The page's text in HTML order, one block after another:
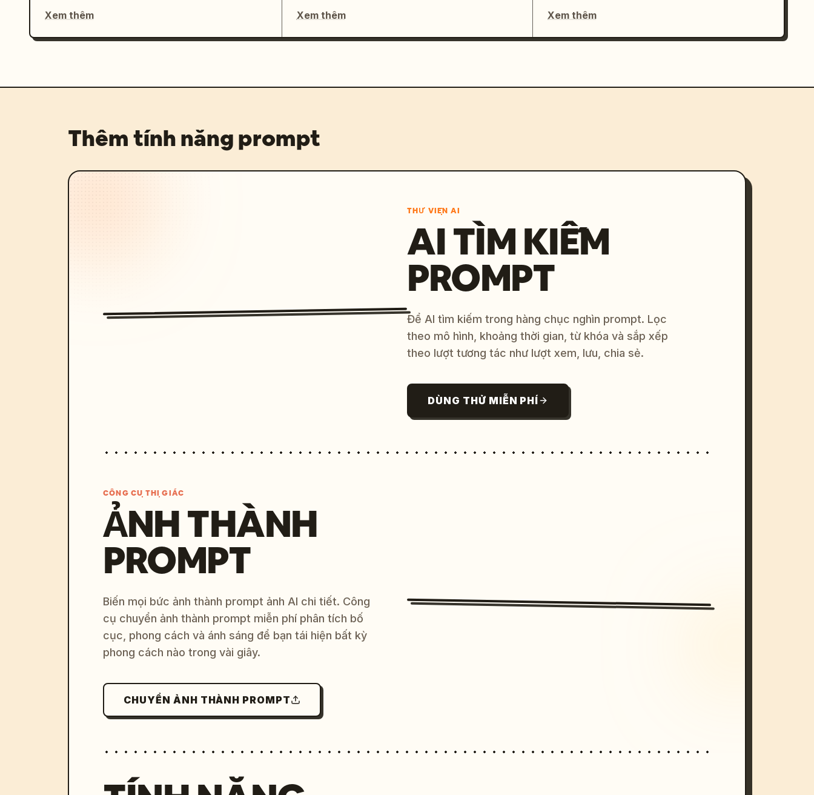
Xem thêm
Xem thêm
Xem thêm
Thêm tính năng prompt
THƯ VIỆN AI
AI TÌM KIẾM
PROMPT
Để AI tìm kiếm trong hàng chục nghìn prompt. Lọc
theo mô hình, khoảng thời gian, từ khóa và sắp xếp
theo lượt tương tác như lượt xem, lưu, chia sẻ.
DÙNG THỬ MIỄN PHÍ
CÔNG CỤ THỊ GIÁC
ẢNH THÀNH
PROMPT
Biến mọi bức ảnh thành prompt ảnh AI chi tiết. Công
cụ chuyển ảnh thành prompt miễn phí phân tích bố
cục, phong cách và ánh sáng để bạn tái hiện bất kỳ
phong cách nào trong vài giây.
CHUYỂN ẢNH THÀNH PROMPT